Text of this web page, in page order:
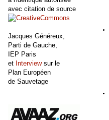
avec citation de source
Jacques Généreux,
Parti de Gauche,
IEP Paris
et Interviewsur le
Plan Européen
de Sauvetage